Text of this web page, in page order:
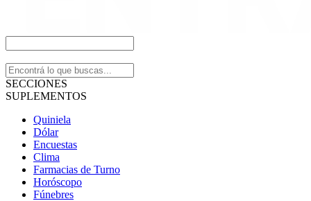
SECCIONES
SUPLEMENTOS
Quiniela
Dólar
Encuestas
Clima
Farmacias de Turno
Horóscopo
Fúnebres